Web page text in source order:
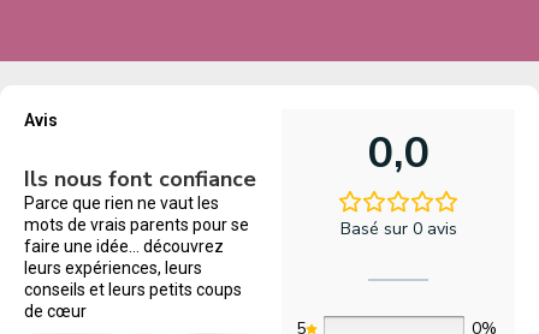
Avis
Ils nous font confiance
Parce que rien ne vaut les
mots de vrais parents pour se
faire une idée… découvrez
leurs expériences, leurs
conseils et leurs petits coups
de cœur
0,0
Basé sur 0 avis
5
0%